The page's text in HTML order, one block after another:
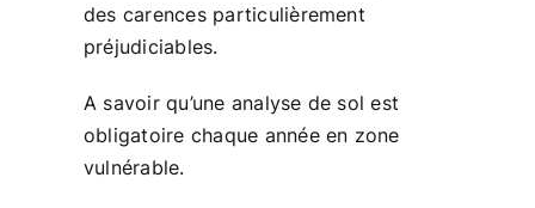
des carences particulièrement
préjudiciables.
A savoir qu’une analyse de sol est
obligatoire chaque année en zone
vulnérable.